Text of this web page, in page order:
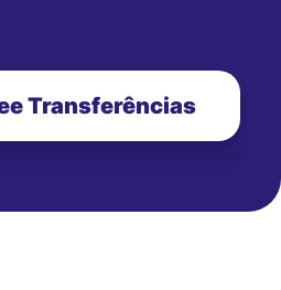
Transferências